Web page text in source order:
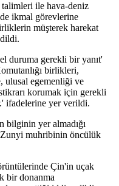
talimleri ile hava-deniz
ikmal görevlerine
müşterek harekat
duruma gerekli bir yanıt'
birlikleri,
ulusal egemenliği ve
korumak için gerekli
ifadelerine yer verildi.
bilginin yer almadığı
Zunyi muhribinin öncülük
Çin'in uçak
bir donanma